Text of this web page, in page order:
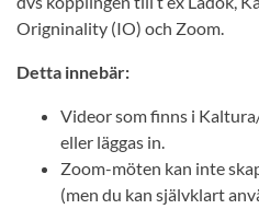
Origninality (IO) och Zoom.
Detta innebär:
Videor som finns i
eller läggas in.
Zoom-möten kan inte
(men du kan självklart